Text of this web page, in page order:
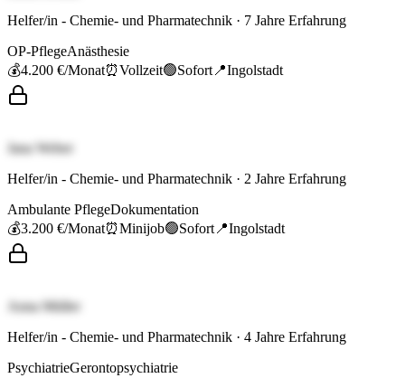
Helfer/in - Chemie- und Pharmatechnik · 7 Jahre Erfahrung
OP-PflegeAnästhesie
💰4.200 €/Monat⏰Vollzeit🟢Sofort 📍Ingolstadt
Jana Weber
Helfer/in - Chemie- und Pharmatechnik · 2 Jahre Erfahrung
Ambulante PflegeDokumentation
💰3.200 €/Monat⏰Minijob🟢Sofort 📍Ingolstadt
Anna Müller
Helfer/in - Chemie- und Pharmatechnik · 4 Jahre Erfahrung
PsychiatrieGerontopsychiatrie